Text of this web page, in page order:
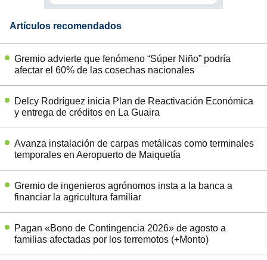
Artículos recomendados
Gremio advierte que fenómeno “Súper Niño” podría
afectar el 60% de las cosechas nacionales
Delcy Rodríguez inicia Plan de Reactivación Económica
y entrega de créditos en La Guaira
Avanza instalación de carpas metálicas como terminales
temporales en Aeropuerto de Maiquetía
Gremio de ingenieros agrónomos insta a la banca a
financiar la agricultura familiar
Pagan «Bono de Contingencia 2026» de agosto a
familias afectadas por los terremotos (+Monto)